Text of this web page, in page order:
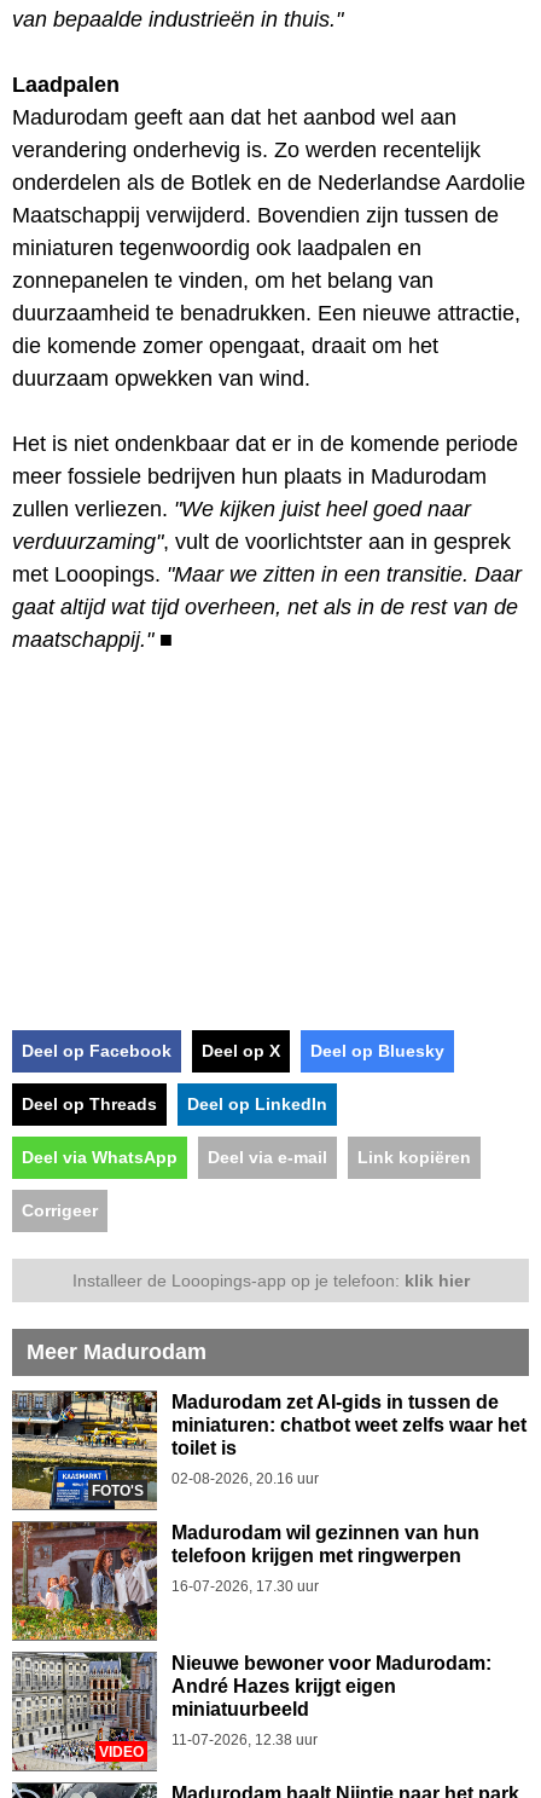
van bepaalde industrieën in thuis."
Laadpalen
Madurodam geeft aan dat het aanbod wel aan
verandering onderhevig is. Zo werden recentelijk
onderdelen als de Botlek en de Nederlandse Aardolie
Maatschappij verwijderd. Bovendien zijn tussen de
miniaturen tegenwoordig ook laadpalen en
zonnepanelen te vinden, om het belang van
duurzaamheid te benadrukken. Een nieuwe attractie,
die komende zomer opengaat, draait om het
duurzaam opwekken van wind.
Het is niet ondenkbaar dat er in de komende periode
meer fossiele bedrijven hun plaats in Madurodam
zullen verliezen. "We kijken juist heel goed naar
verduurzaming", vult de voorlichtster aan in gesprek
met Looopings. "Maar we zitten in een transitie. Daar
gaat altijd wat tijd overheen, net als in de rest van de
maatschappij." ■
Deel op Facebook Deel op X Deel op Bluesky
Deel op Threads Deel op LinkedIn
Deel via WhatsApp Deel via e-mail Link kopiëren
Corrigeer
Installeer de Looopings-app op je telefoon: klik hier
Meer Madurodam
FOTO'S
Madurodam zet AI-gids in tussen de
miniaturen: chatbot weet zelfs waar het
toilet is
02-08-2026, 20.16 uur
Madurodam wil gezinnen van hun
telefoon krijgen met ringwerpen
16-07-2026, 17.30 uur
VIDEO
Nieuwe bewoner voor Madurodam:
André Hazes krijgt eigen
miniatuurbeeld
11-07-2026, 12.38 uur
Madurodam haalt Nijntje naar het park